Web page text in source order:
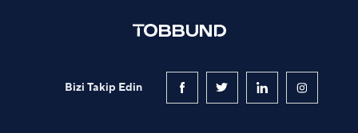
Bizi Takip Edin